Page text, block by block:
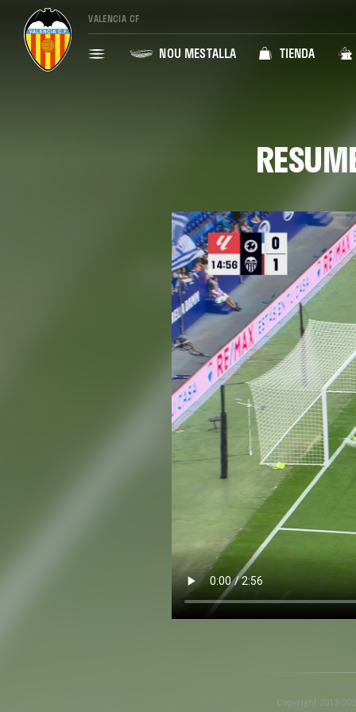
VALENCIA CF
NOU MESTALLA TIENDA
Copyright 2013-